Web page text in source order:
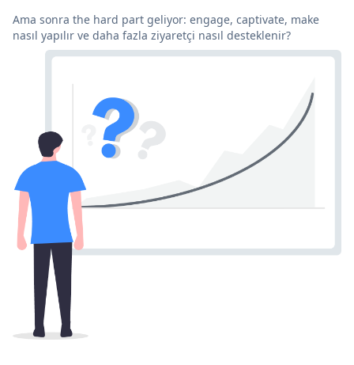
Ama sonra the hard part geliyor: engage, captivate, make
nasıl yapılır ve daha fazla ziyaretçi nasıl desteklenir?